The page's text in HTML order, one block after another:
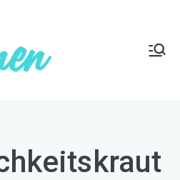
Zuhause wohlfühlen